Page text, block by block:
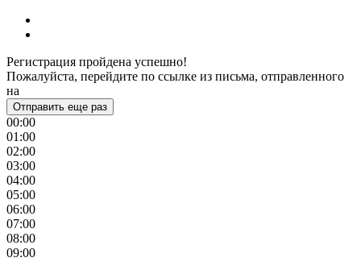
Регистрация пройдена успешно!
Пожалуйста, перейдите по ссылке из письма, отправленного
на
Отправить еще раз
00:00
01:00
02:00
03:00
04:00
05:00
06:00
07:00
08:00
09:00